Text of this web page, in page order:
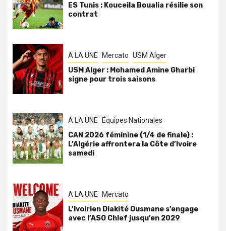
ES Tunis : Kouceila Boualia résilie son
contrat
A LA UNE Mercato USM Alger
USM Alger : Mohamed Amine Gharbi
signe pour trois saisons
A LA UNE Équipes Nationales
CAN 2026 féminine (1/4 de finale) :
L’Algérie affrontera la Côte d’Ivoire
samedi
A LA UNE Mercato
L’Ivoirien Diakité Ousmane s’engage
avec l’ASO Chlef jusqu’en 2029